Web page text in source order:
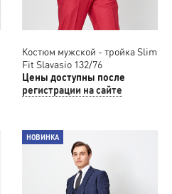
Костюм мужской - тройка Slim
Fit Slavasio 132/76
Цены доступны после
регистрации на сайте
НОВИНКА